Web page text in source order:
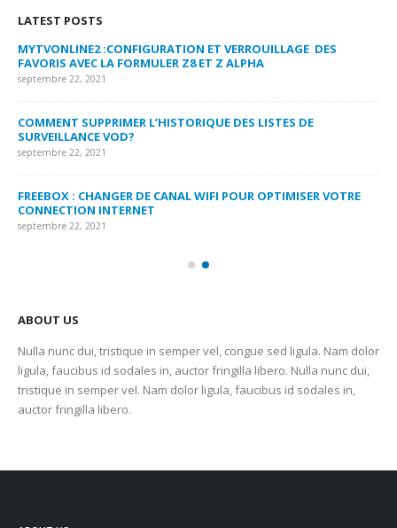
LATEST POSTS
MYTVONLINE2 :CONFIGURATION ET VERROUILLAGE DES
FAVORIS AVEC LA FORMULER Z8 ET Z ALPHA
septembre 22, 2021
COMMENT SUPPRIMER L’HISTORIQUE DES LISTES DE
SURVEILLANCE VOD?
septembre 22, 2021
FREEBOX : CHANGER DE CANAL WIFI POUR OPTIMISER VOTRE
CONNECTION INTERNET
septembre 22, 2021
ABOUT US
Nulla nunc dui, tristique in semper vel, congue sed ligula. Nam dolor
ligula, faucibus id sodales in, auctor fringilla libero. Nulla nunc dui,
tristique in semper vel. Nam dolor ligula, faucibus id sodales in,
auctor fringilla libero.